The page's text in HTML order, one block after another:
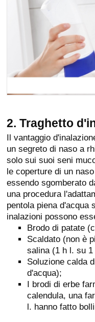
2. Traghetto
Il vantaggio
un segreto di naso a
solo sui suoi seni
le coperture di un
essendo sgomberato
una procedura
pentola piena d'acqua
inalazioni possono
Brodo di patate
Scaldato (non è
salina (1 h l. su 1
Soluzione calda
d'acqua);
I brodi di erbe
calendula, una
l. hanno fatto